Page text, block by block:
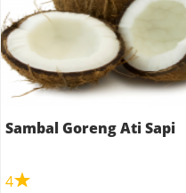
Sambal Goreng Ati Sapi
4